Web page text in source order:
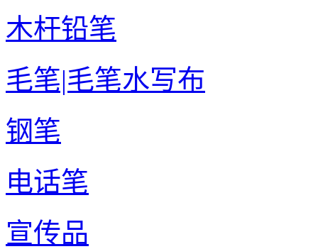
木杆铅笔
毛笔|毛笔水写布
钢笔
电话笔
宣传品